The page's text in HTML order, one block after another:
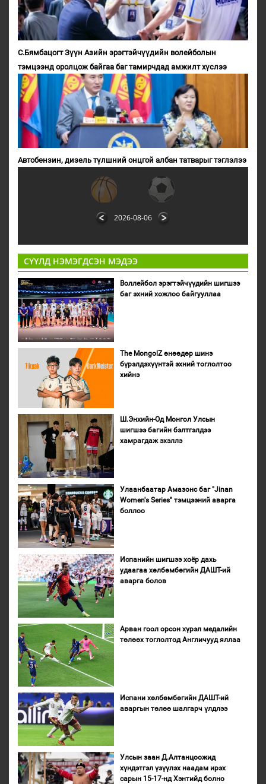
С.Бямбацогт Зүүн Азийн эрэгтэйчүүдийн волейболын
тэмцээнд оролцож байгаа баг тамирчдад амжилт хүслээ
Автобензин, дизель түлшний онцгой албан татварыг тэглэлээ
2026-08-06
СҮҮЛД НЭМЭГДСЭН МЭДЭЭ
Воллейбол эрэгтэйчүүдийн шигшээ
баг эхний хожлоо байгууллаа
The MongolZ өнөөдөр шинэ
бүрэлдэхүүнтэй эхний тоглолтоо
хийнэ
Ш.Энхийн-Од Монгол Улсын
шигшээ багийн бэлтгэлдээ
хамрагдаж эхэллэ
Улаанбаатар Амазонс баг "Jinan
Women's Series" тэмцээний аварга
боллоо
Испанийн шигшээ хоёр дахь
удаагаа хөлбөмбөгийн ДАШТ-ий
аварга болов
Арван гоол орсон хүрэл медалийн
төлөөх тоглолтод Англичууд яллаа
Испани хөлбөмбөгийн ДАШТ-ий
аваргын төлөө шалгарч үлдлээ
Улсын заан Д.Алтанцоожид
хүндэтгэл үзүүлэх наадам ирэх
сарын 15-17-нд Хэнтийд болно